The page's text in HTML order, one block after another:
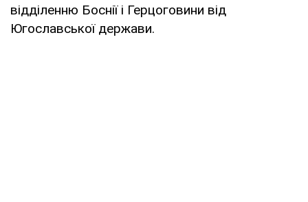
відділенню Боснії і Герцоговини від
Югославської держави.